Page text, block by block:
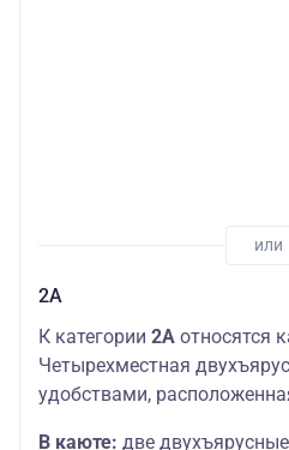
2А
К категории 2А относятся
Четырехместная
удобствами,
В каюте: две